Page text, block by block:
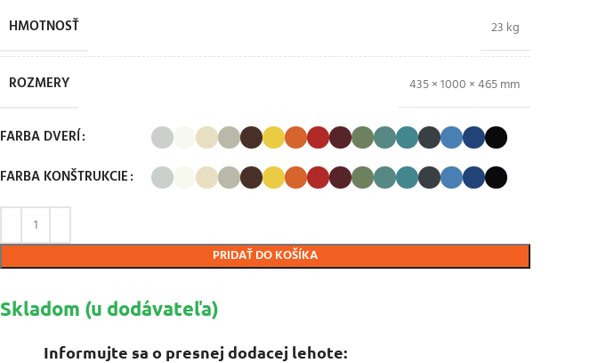
HMOTNOSŤ 23 kg
ROZMERY 435 × 1000 × 465 mm
FARBA DVERÍ
FARBA KONŠTRUKCIE
PRIDAŤ DO KOŠÍKA
Skladom (u dodávateľa)
Informujte sa o presnej dodacej lehote: